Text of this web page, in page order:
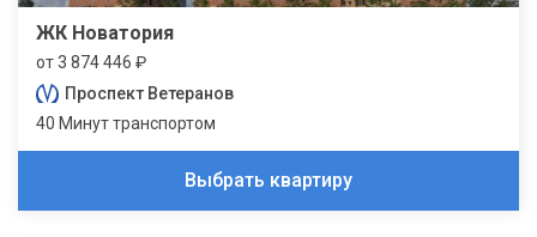
ЖК Новатория
от 3 874 446 ₽
Проспект Ветеранов
40 Минут транспортом
Выбрать квартиру